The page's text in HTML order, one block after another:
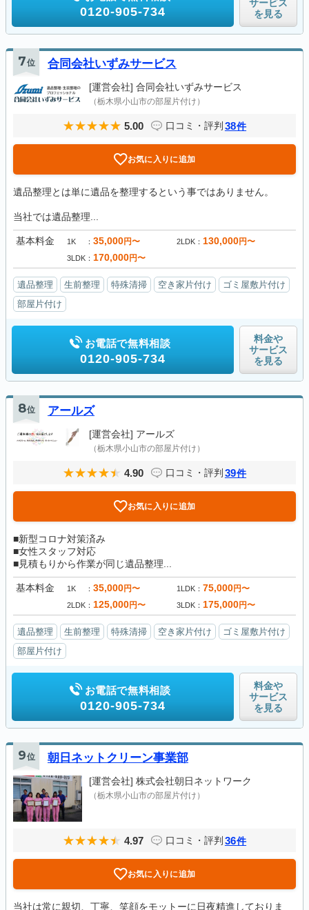
0120-905-734
サービス
を見る
7位 合同会社いずみサービス
[運営会社] 合同会社いずみサービス
（栃木県小山市の部屋片付け）
5.00 口コミ・評判 38件
お気に入りに追加
遺品整理とは単に遺品を整理するという事ではありません。
当社では遺品整理...
基本料金 1K 35,000円〜 2LDK 130,000円〜
3LDK 170,000円〜
遺品整理 生前整理 特殊清掃 空き家片付け
ゴミ屋敷片付け
部屋片付け
お電話で無料相談
0120-905-734
料金や
サービス
を見る
8位 アールズ
[運営会社] アールズ
（栃木県小山市の部屋片付け）
4.90 口コミ・評判 39件
お気に入りに追加
■新型コロナ対策済み
■女性スタッフ対応
■見積もりから作業が同じ遺品整理...
基本料金 1K 35,000円〜 1LDK 75,000円〜
2LDK 125,000円〜 3LDK 175,000円〜
遺品整理 生前整理 特殊清掃 空き家片付け
ゴミ屋敷片付け
部屋片付け
お電話で無料相談
0120-905-734
料金や
サービス
を見る
9位 朝日ネットクリーン事業部
[運営会社] 株式会社朝日ネットワーク
（栃木県小山市の部屋片付け）
4.97 口コミ・評判 36件
お気に入りに追加
当社は常に親切、丁寧、笑顔をモットーに日夜精進しておりま